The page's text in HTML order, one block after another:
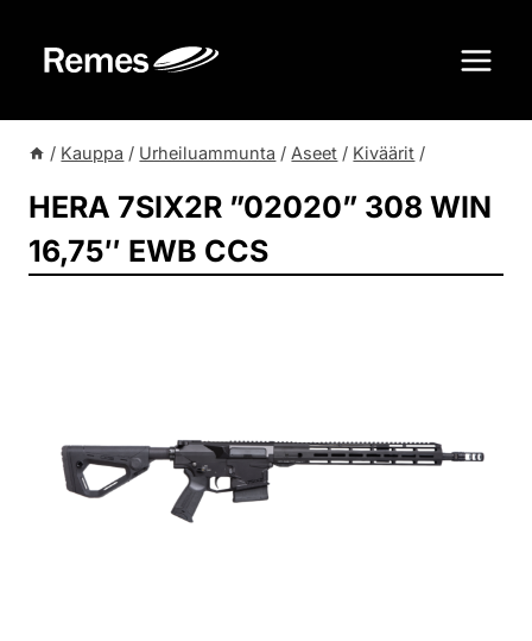
sisältöön
/ Kauppa / Urheiluammunta / Aseet / Kiväärit /
HERA 7SIX2R ”02020” 308 WIN
16,75″ EWB CCS